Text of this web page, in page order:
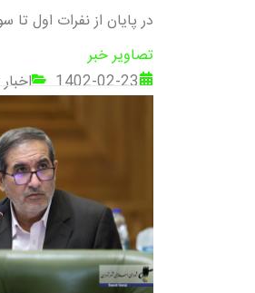
در پایان از نفرات اول تا
تصاویر خبر
1402-02-23